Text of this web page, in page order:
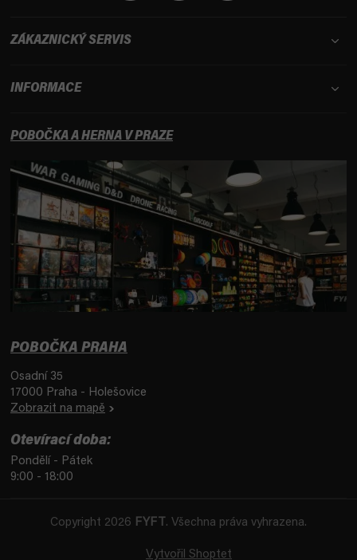
ZÁKAZNICKÝ SERVIS
INFORMACE
POBOČKA A HERNA V PRAZE
POBOČKA PRAHA
Osadní 35
17000 Praha - Holešovice
Zobrazit na mapě
Otevírací doba:
Pondělí - Pátek
9:00 - 18:00
Vytvořil Shoptet
Copyright 2026 FYFT . Všechna práva vyhrazena.